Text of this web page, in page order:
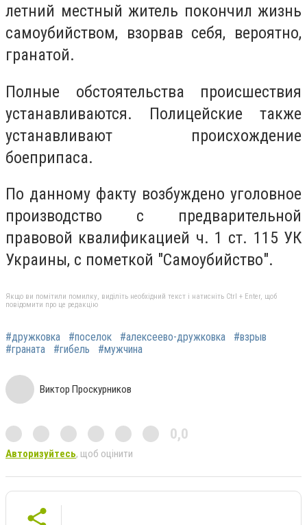
летний местный житель покончил жизнь
самоубийством, взорвав себя, вероятно,
гранатой.
Полные обстоятельства происшествия
устанавливаются. Полицейские также
устанавливают происхождение
боеприпаса.
По данному факту возбуждено уголовное
производство с предварительной
правовой квалификацией ч. 1 ст. 115 УК
Украины, с пометкой "Самоубийство".
Якщо ви помітили помилку, виділіть необхідний текст і натисніть Ctrl + Enter, щоб
повідомити про це редакцію
#дружковка #поселок #алексеево-дружковка
#взрыв
#граната
#гибель #мужчина
Виктор Проскурников
0,0
Авторизуйтесь, щоб оцінити